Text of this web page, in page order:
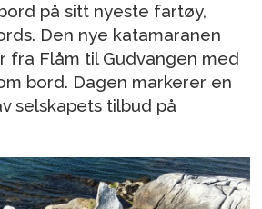
på sitt nyeste fartøy,
Den nye katamaranen
fra Flåm til Gudvangen med
bord. Dagen markerer en
selskapets tilbud på